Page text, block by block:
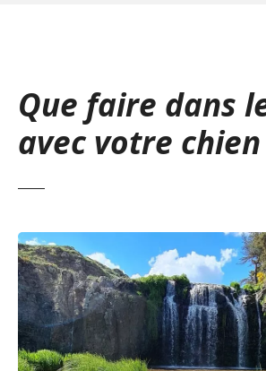
Que faire dans
avec votre chien